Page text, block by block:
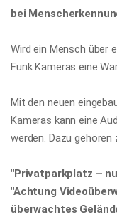
bei
Wird ein Mensch über
Funk Kameras eine
Mit den neuen
Kameras kann eine
werden. Dazu gehören
"Privatparkplatz –
"Achtung
überwachtes